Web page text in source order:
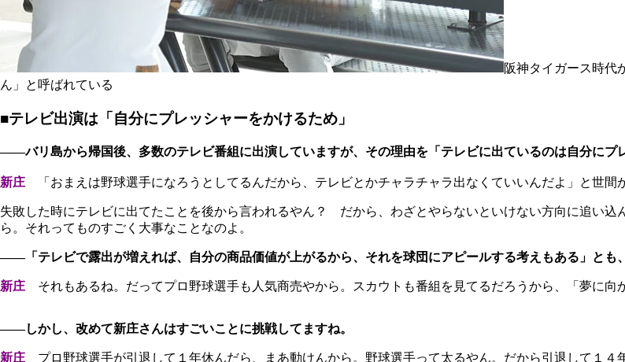
阪神タイガース時代
ん」と呼ばれている
■テレビ出演は「自分にプレッシャーをかけるため」
――バリ島から帰国後、多数のテレビ番組に出演していますが、その理由を「テレビに出ているのは自分にプ
新庄 「おまえは野球選手になろうとしてるんだから、テレビとかチャラチャラ出なくていいんだよ」と世間
失敗した時にテレビに出てたことを後から言われるやん？ だから、わざとやらないといけない方向に追い
ら。それってものすごく大事なことなのよ。
――「テレビで露出が増えれば、自分の商品価値が上がるから、それを球団にアピールする考えもある」とも
新庄 それもあるね。だってプロ野球選手も人気商売やから。スカウトも番組を見てるだろうから、「夢に向
――しかし、改めて新庄さんはすごいことに挑戦してますね。
新庄 プロ野球選手が引退して１年休んだら、まあ動けんから。野球選手って太るやん。だから引退して１４